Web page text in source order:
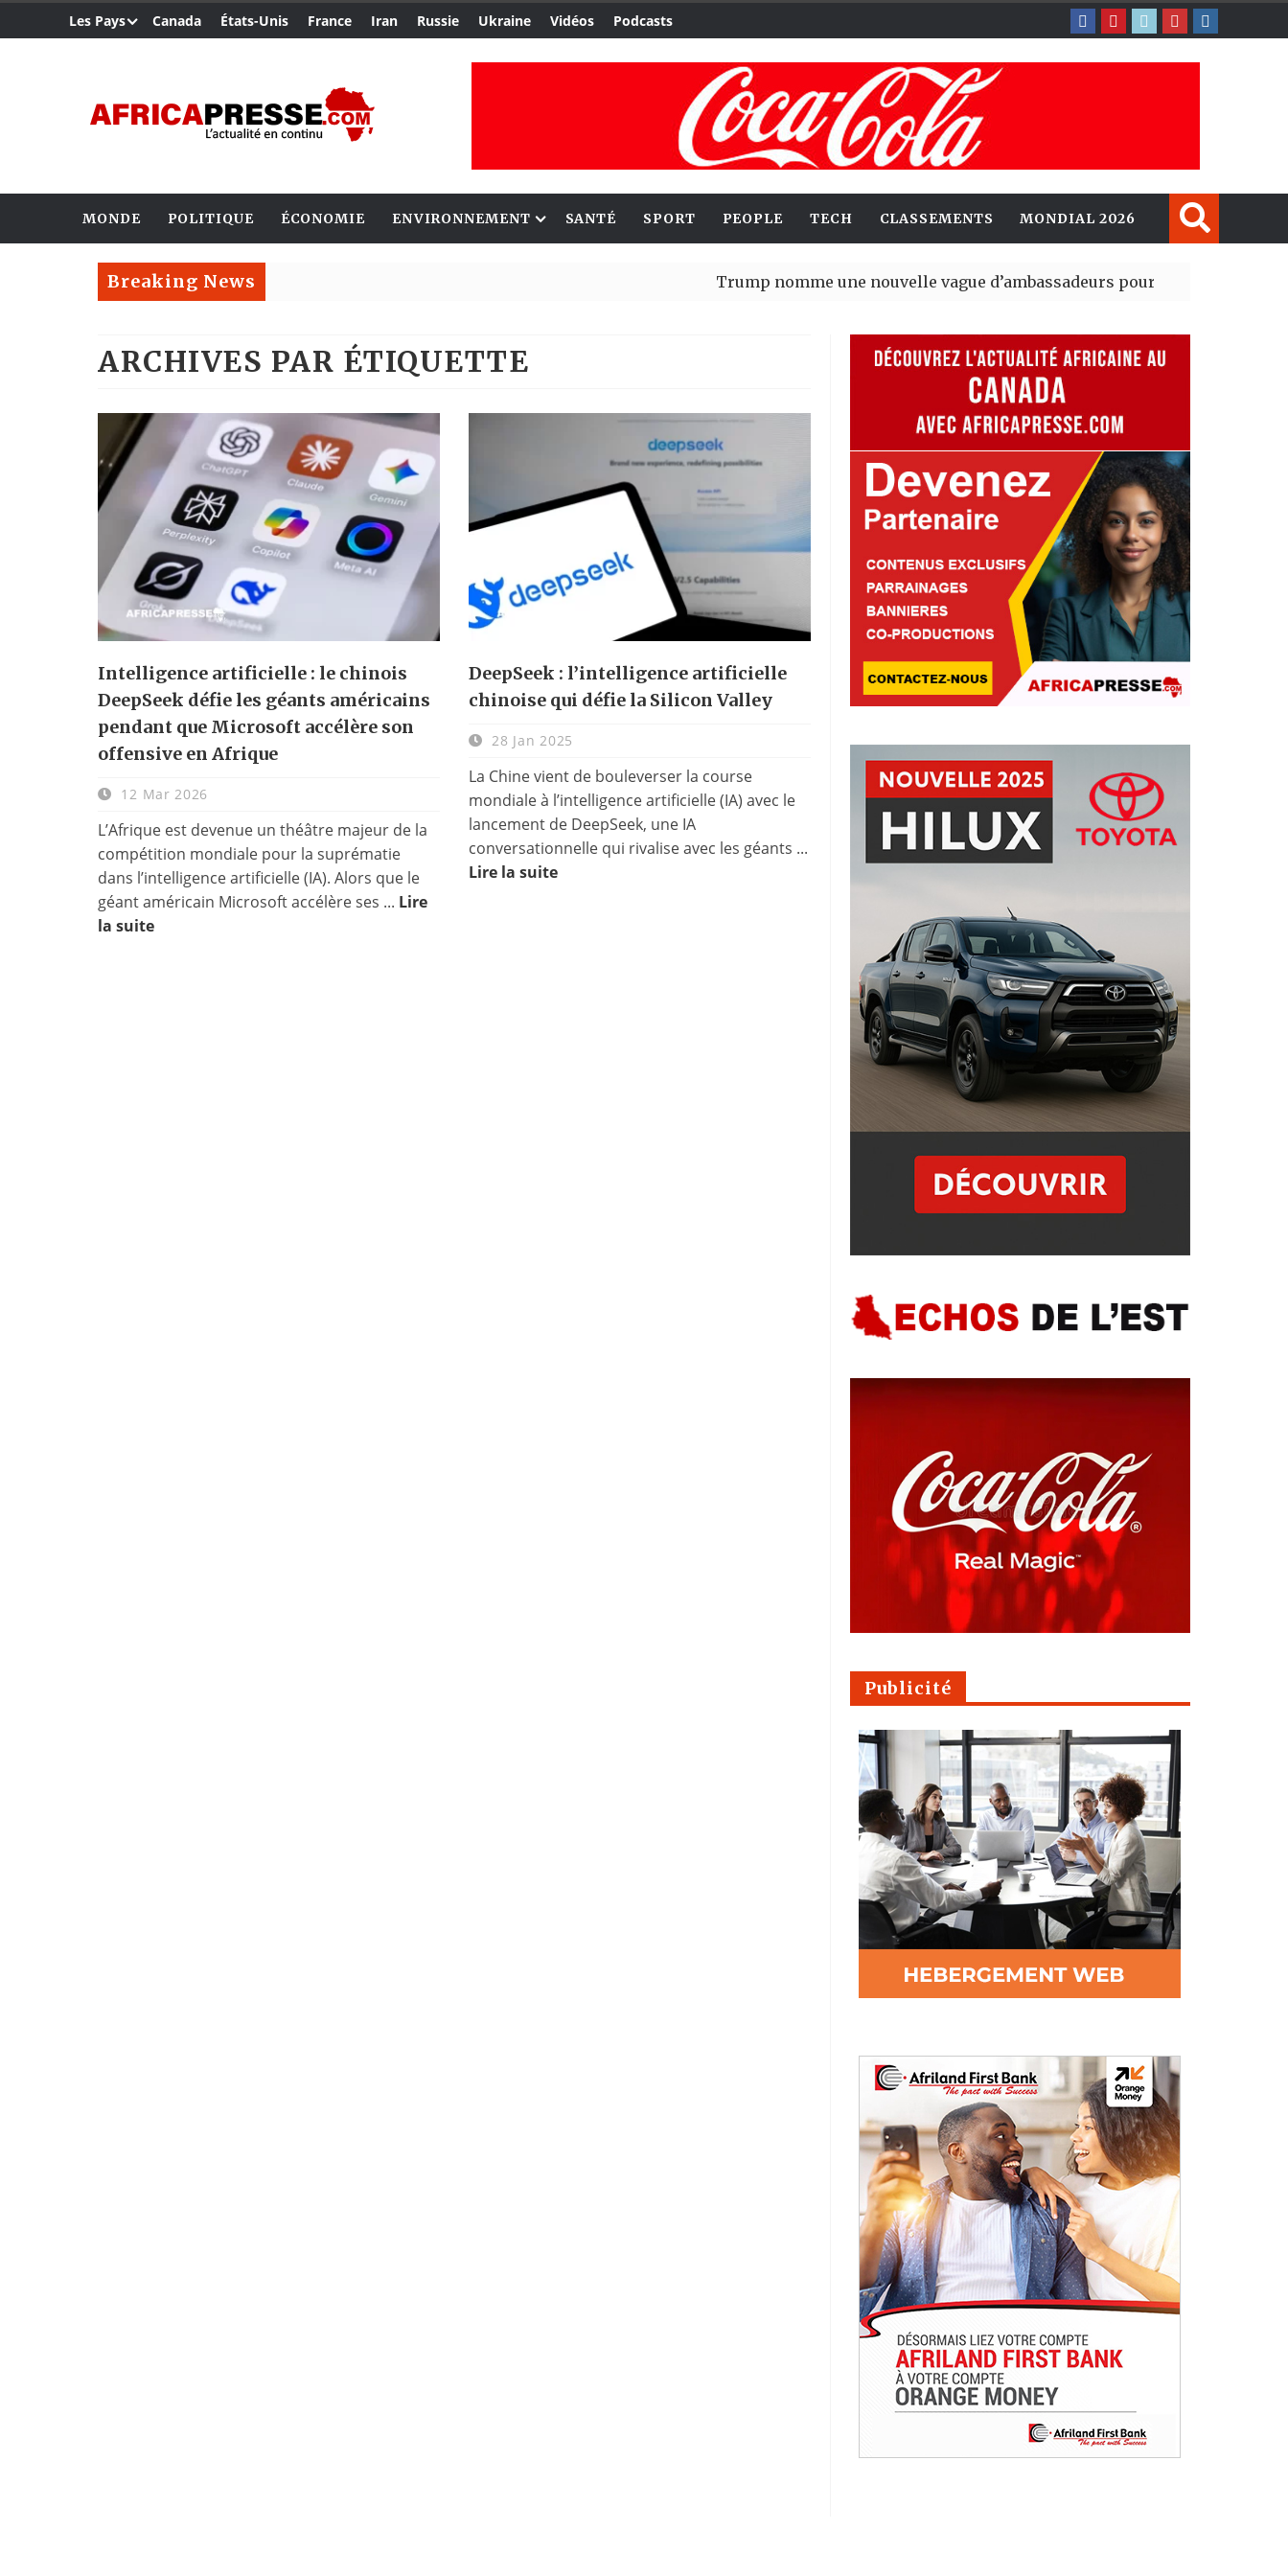
Les Pays Canada États-Unis France Iran Russie Ukraine Vidéos Podcasts
MONDE POLITIQUE ÉCONOMIE ENVIRONNEMENT SANTÉ SPORT PEOPLE TECH CLASSEMENTS MONDIAL 2026
Breaking News Trump nomme une nouvelle vague d’ambassadeurs pour renforcer la présence
ARCHIVES PAR ÉTIQUETTE
Intelligence artificielle : le chinois
DeepSeek défie les géants américains
pendant que Microsoft accélère son
offensive en Afrique
12 Mar 2026
L’Afrique est devenue un théâtre majeur de la
compétition mondiale pour la suprématie
dans l’intelligence artificielle (IA). Alors que le
géant américain Microsoft accélère ses ... Lire
la suite
DeepSeek : l’intelligence artificielle
chinoise qui défie la Silicon Valley
28 Jan 2025
La Chine vient de bouleverser la course
mondiale à l’intelligence artificielle (IA) avec le
lancement de DeepSeek, une IA
conversationnelle qui rivalise avec les géants ...
Lire la suite
Publicité